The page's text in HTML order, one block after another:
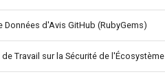
Données d'Avis GitHub (RubyGems)
Travail sur la Sécurité de l'Écosystème